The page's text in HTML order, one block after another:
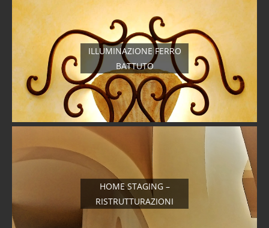
ILLUMINAZIONE FERRO
BATTUTO
HOME STAGING –
RISTRUTTURAZIONI